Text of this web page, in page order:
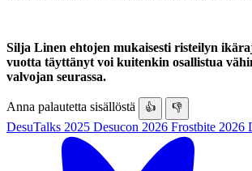
Silja Linen ehtojen mukaisesti risteilyn
vuotta täyttänyt voi kuitenkin osallistua
valvojan seurassa.
Anna palautetta sisällöstä 👍 👎
DesuTalks 2025 Desucon 2026 Frostbite 2026